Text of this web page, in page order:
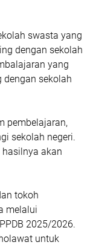
swasta yang
dengan sekolah
yang
dengan sekolah
pembelajaran,
sekolah negeri.
akan
tokoh
melalui
2025/2026.
untuk